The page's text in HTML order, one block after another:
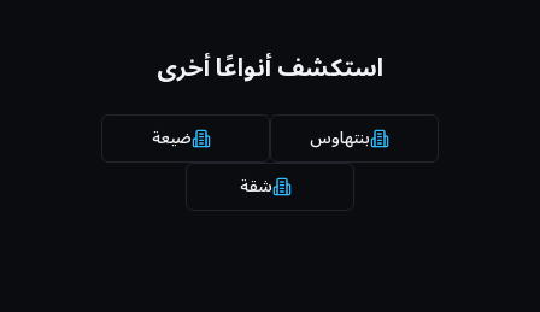
استكشف أنواعًا أخرى
بنتهاوس
ضيعة
شقة